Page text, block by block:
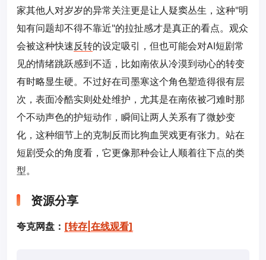
家其他人对岁岁的异常关注更是让人疑窦丛生，这种"明
知有问题却不得不靠近"的拉扯感才是真正的看点。观众
会被这种快速反转的设定吸引，但也可能会对AI短剧常
见的情绪跳跃感到不适，比如南依从冷漠到动心的转变
有时略显生硬。不过好在司墨寒这个角色塑造得很有层
次，表面冷酷实则处处维护，尤其是在南依被刁难时那
个不动声色的护短动作，瞬间让两人关系有了微妙变
化，这种细节上的克制反而比狗血哭戏更有张力。站在
短剧受众的角度看，它更像那种会让人顺着往下点的类
型。
资源分享
夸克网盘： [转存|在线观看]